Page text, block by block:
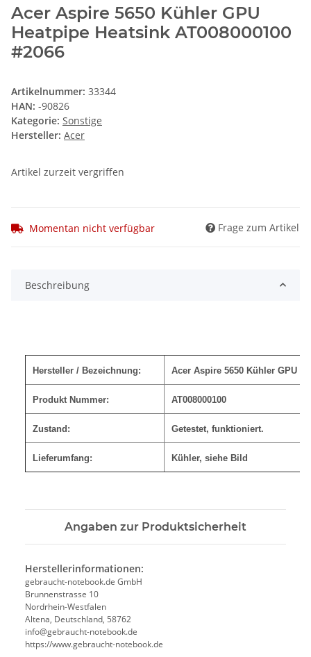
Acer Aspire 5650 Kühler GPU
Heatpipe Heatsink AT008000100
#2066
Artikelnummer: 33344
HAN: -90826
Kategorie: Sonstige
Hersteller: Acer
Artikel zurzeit vergriffen
Momentan nicht verfügbar Frage zum Artikel
Beschreibung
Hersteller / Bezeichnung: Acer Aspire 5650 Kühler GPU
Produkt Nummer: AT008000100
Zustand: Getestet, funktioniert.
Lieferumfang: Kühler, siehe Bild
Angaben zur Produktsicherheit
Herstellerinformationen:
gebraucht-notebook.de GmbH
Brunnenstrasse 10
Nordrhein-Westfalen
Altena, Deutschland, 58762
info@gebraucht-notebook.de
https://www.gebraucht-notebook.de